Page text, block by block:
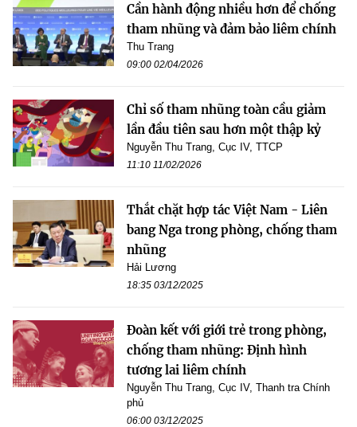
Cần hành động nhiều hơn để chống
tham nhũng và đảm bảo liêm chính
Thu Trang
09:00 02/04/2026
Chỉ số tham nhũng toàn cầu giảm
lần đầu tiên sau hơn một thập kỷ
Nguyễn Thu Trang, Cục IV, TTCP
11:10 11/02/2026
Thắt chặt hợp tác Việt Nam - Liên
bang Nga trong phòng, chống tham
nhũng
Hải Lương
18:35 03/12/2025
Đoàn kết với giới trẻ trong phòng,
chống tham nhũng: Định hình
tương lai liêm chính
Nguyễn Thu Trang, Cục IV, Thanh tra Chính
phủ
06:00 03/12/2025